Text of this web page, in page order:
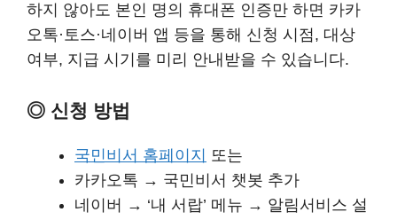
하지 않아도 본인 명의 휴대폰 인증만 하면 카카
오톡·토스·네이버 앱 등을 통해 신청 시점, 대상
여부, 지급 시기를 미리 안내받을 수 있습니다.
◎ 신청 방법
국민비서 홈페이지 또는
카카오톡 → 국민비서 챗봇 추가
네이버 → ‘내 서랍’ 메뉴 → 알림서비스 설